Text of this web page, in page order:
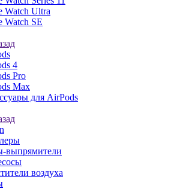
Watch Ultra
Watch SE
4
Pro
Max
для AirPods
выпрямители
воздуха